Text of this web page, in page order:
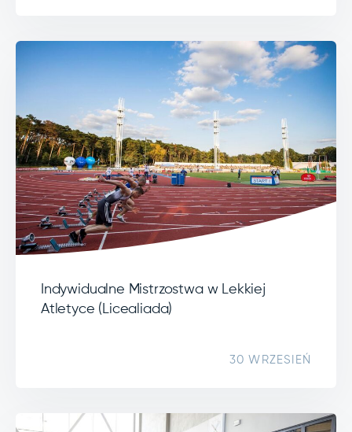
Indywidualne Mistrzostwa w Lekkiej
Atletyce (Licealiada)
30 WRZESIEŃ